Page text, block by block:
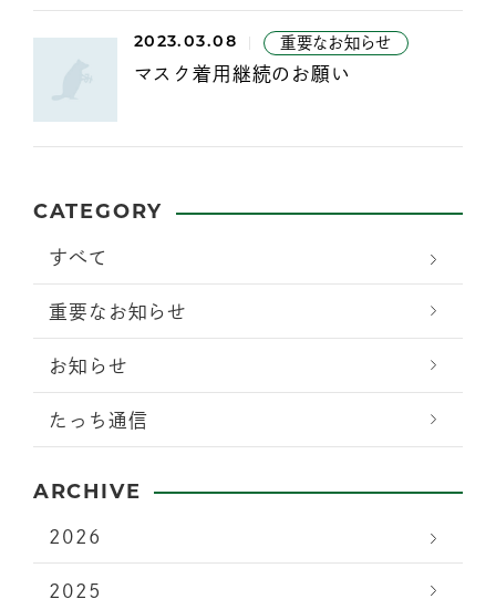
2023.03.08 重要なお知らせ
マスク着用継続のお願い
ARCHIVE
2026
2025
CATEGORY
すべて
重要なお知らせ
お知らせ
たっち通信